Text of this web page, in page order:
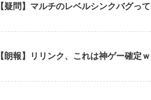
【疑問】マルチのレベルシンクバグっ
【朗報】リリンク、これは神ゲー確定